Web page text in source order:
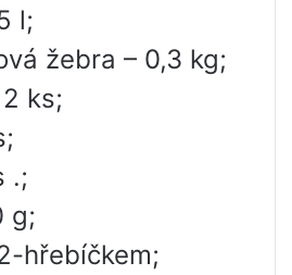
l;
žebra – 0,3 kg;
ks;
.;
g;
hřebíčkem;